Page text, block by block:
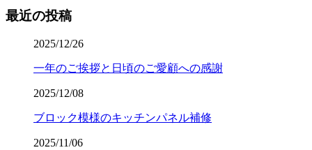
最近の投稿
2025/12/26
一年のご挨拶と日頃のご愛顧への感謝
2025/12/08
ブロック模様のキッチンパネル補修
2025/11/06